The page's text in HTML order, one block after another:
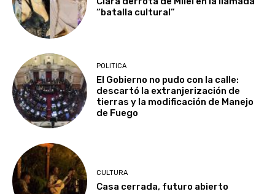
“batalla cultural”
POLITICA
El Gobierno no pudo con la calle:
descartó la extranjerización de
tierras y la modificación de Manejo
de Fuego
CULTURA
Casa cerrada, futuro abierto